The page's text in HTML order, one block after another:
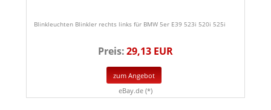
Blinkleuchten Blinkler rechts links für BMW 5er E39 523i 520i 525i
Preis:29,13 EUR
zum Angebot
eBay.de (*)